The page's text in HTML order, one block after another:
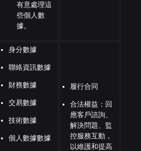
有意處理這
些個人數
據。
身分數據
聯絡資訊數據
財務數據
交易數據
技術數據
個人數據數據
履行合同
合法權益：回
應客戶諮詢、
解決問題、監
控服務互動，
以維護和提高